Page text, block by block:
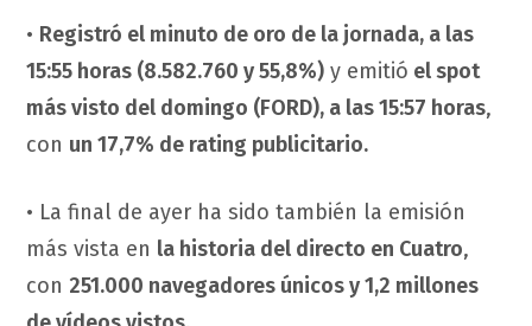
• Registró el minuto de oro de la jornada, a las
15:55 horas (8.582.760 y 55,8%) y emitió el spot
más visto del domingo (FORD), a las 15:57 horas,
con un 17,7% de rating publicitario.
• La final de ayer ha sido también la emisión
más vista en la historia del directo en Cuatro,
con 251.000 navegadores únicos y 1,2 millones